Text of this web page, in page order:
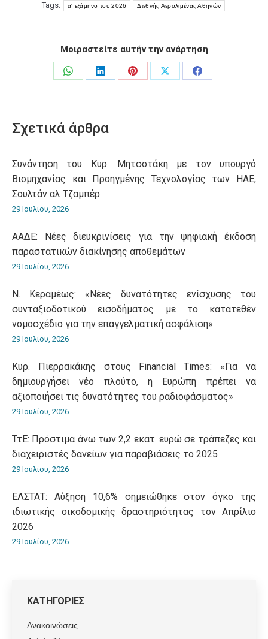
Tags:
α' εξάμηνο του 2026 Διεθνής Αερολιμένας Αθηνών
Μοιραστείτε αυτήν την ανάρτηση
Share
Share
Share
Share
Share
Σχετικά άρθρα
Συνάντηση του Κυρ. Μητσοτάκη με τον υπουργό
Βιομηχανίας και Προηγμένης Τεχνολογίας των ΗΑΕ,
Σουλτάν αλ Τζαμπέρ
29 Ιουλίου, 2026
ΑΑΔΕ: Νέες διευκρινίσεις για την ψηφιακή έκδοση
παραστατικών διακίνησης αποθεμάτων
29 Ιουλίου, 2026
Ν. Κεραμέως: «Νέες δυνατότητες ενίσχυσης του
συνταξιοδοτικού εισοδήματος με το κατατεθέν
νομοσχέδιο για την επαγγελματική ασφάλιση»
29 Ιουλίου, 2026
Κυρ. Πιερρακάκης στους Financial Times: «Για να
δημιουργήσει νέο πλούτο, η Ευρώπη πρέπει να
αξιοποιήσει τις δυνατότητες του ραδιοφάσματος»
29 Ιουλίου, 2026
ΤτΕ: Πρόστιμα άνω των 2,2 εκατ. ευρώ σε τράπεζες και
διαχειριστές δανείων για παραβιάσεις το 2025
29 Ιουλίου, 2026
ΕΛΣΤΑΤ: Αύξηση 10,6% σημειώθηκε στον όγκο της
ιδιωτικής οικοδομικής δραστηριότητας τον Απρίλιο
2026
29 Ιουλίου, 2026
ΚΑΤΗΓΟΡΙΕΣ
Ανακοινώσεις